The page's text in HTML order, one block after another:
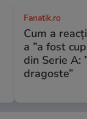
Fanatik.ro
Cum a
a ”a fost
din Serie A:
dragoste”